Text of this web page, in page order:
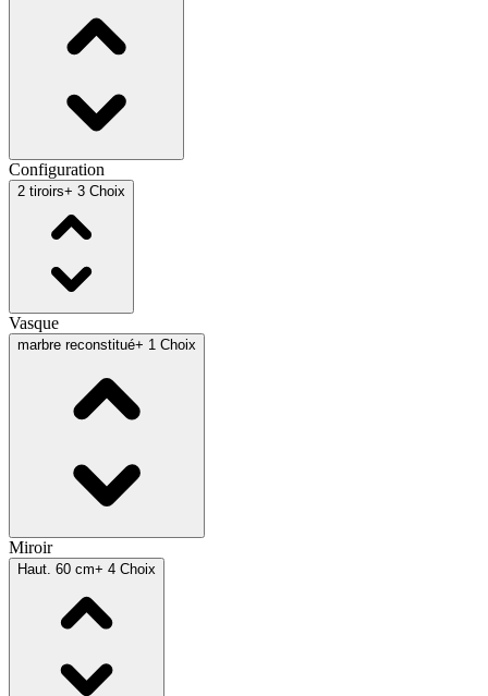
Configuration
2 tiroirs+ 3 Choix
Vasque
marbre reconstitué+ 1 Choix
Miroir
Haut. 60 cm+ 4 Choix